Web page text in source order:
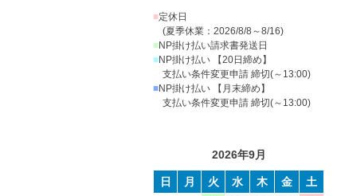
■定休日
(夏季休業：2026/8/8～8/16)
■NP掛け払い請求書発送日
■NP掛け払い 【20日締め】
支払い条件変更申請 締切(～13:00)
■NP掛け払い 【月末締め】
支払い条件変更申請 締切(～13:00)
2026年9月
日 月 火 水 木 金
土